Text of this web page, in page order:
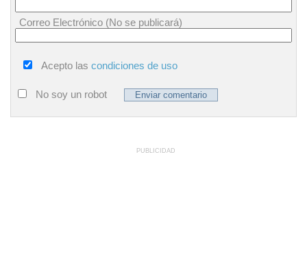
Correo Electrónico (No se publicará)
Acepto las condiciones de uso
No soy un robot
PUBLICIDAD